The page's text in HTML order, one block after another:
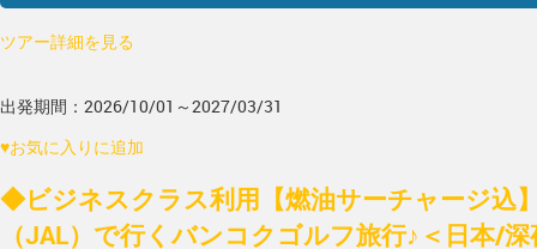
ツアー詳細を見る
出発期間：2026/10/01～2027/03/31
♥お気に入りに追加
◆ビジネスクラス利用【燃油サーチャージ込
（JAL）で行くバンコクゴルフ旅行♪＜日本/